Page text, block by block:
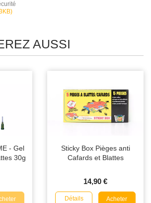
AUSSI
- Gel
30g
Sticky Box Pièges anti
Cafards et Blattes
14,90 €
Détails Acheter